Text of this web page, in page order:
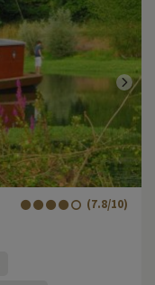
(7.8/10)